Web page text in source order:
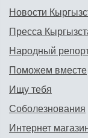
Новости
Пресса
Народный
Поможем вместе
Ищу тебя
Соболезнования
Интернет